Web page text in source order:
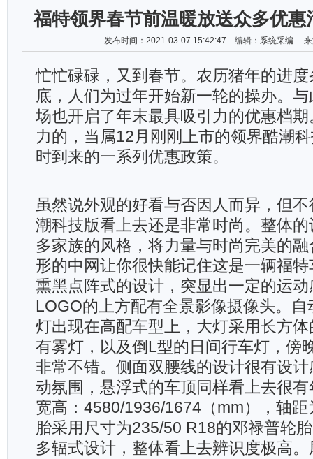
福特领界春节前温暖放送众多优惠
发布时间：2021-03-07 15:42:47 编辑：系统采编
忙忙碌碌，又到春节。农历猪年的进
底，人们为过年开始新一轮的操办。
场也开启了年末最具吸引力的优惠档
力的，当属12月刚刚上市的领界酷潮
时到来的一系列优惠政策。
虽然说外观的好看与否因人而异，但
潮科技版看上去还是非常时尚。整体
多家族的风格，将力量与时尚完美的
形的中网让你很快能记住这是一辆福
熏黑点阵式的设计，突显出一定的运
LOGO的上方配有全景影像摄像头。
灯出现在高配车型上，大灯采用长方
有雾灯，以及倒L型的日间行车灯，傍
非常不错。侧面双腰线的设计很有设
动氛围，悬浮式的车顶同样看上去很
宽高：4580/1936/1674（mm），轴
胎采用尺寸为235/50 R18的邓禄普轮
多辐式设计，整体看上去辨识度极高